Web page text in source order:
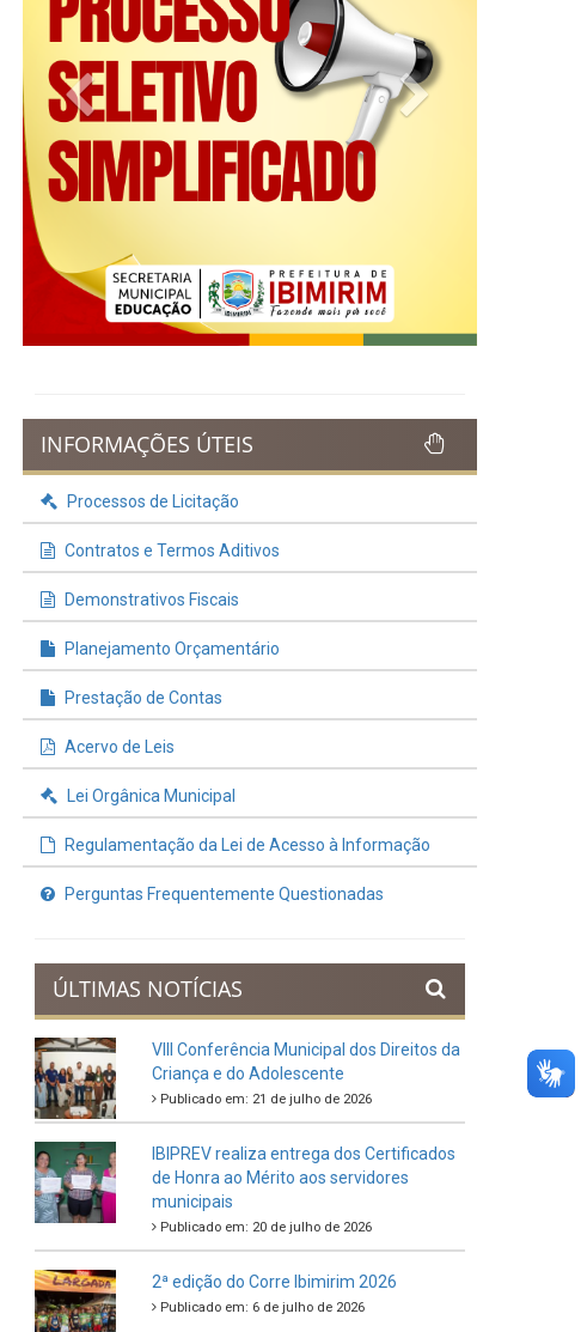
Previous Next
INFORMAÇÕES ÚTEIS
Processos de Licitação
Contratos e Termos Aditivos
Demonstrativos Fiscais
Planejamento Orçamentário
Prestação de Contas
Acervo de Leis
Lei Orgânica Municipal
Regulamentação da Lei de Acesso à Informação
Perguntas Frequentemente Questionadas
ÚLTIMAS NOTÍCIAS
VIII Conferência Municipal dos Direitos da
Criança e do Adolescente
Publicado em: 21 de julho de 2026
IBIPREV realiza entrega dos Certificados
de Honra ao Mérito aos servidores
municipais
Publicado em: 20 de julho de 2026
2ª edição do Corre Ibimirim 2026
Publicado em: 6 de julho de 2026